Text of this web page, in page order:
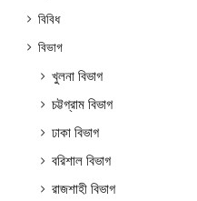
বিবিধ
বিভাগ
খুলনা বিভাগ
চট্টগ্রাম বিভাগ
ঢাকা বিভাগ
বরিশাল বিভাগ
রাজশাহী বিভাগ